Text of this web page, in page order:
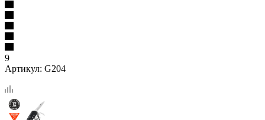
9
Артикул: G204